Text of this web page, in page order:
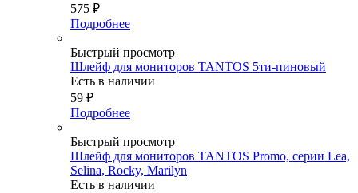
575 ₽
Подробнее
Быстрый просмотр
Шлейф для мониторов TANTOS 5ти-пиновый
Есть в наличии
59 ₽
Подробнее
Быстрый просмотр
Шлейф для мониторов TANTOS Promo, серии Lea,
Selina, Rocky, Marilyn
Есть в наличии